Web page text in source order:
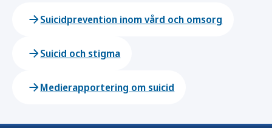
Suicidprevention inom vård och omsorg
Suicid och stigma
Medierapportering om suicid